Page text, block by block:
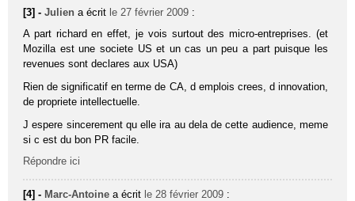
[3] -Julien a écrit le 27 février 2009 :
A part richard en effet, je vois surtout des micro-entreprises. (et
Mozilla est une societe US et un cas un peu a part puisque les
revenues sont declares aux USA)
Rien de significatif en terme de CA, d emplois crees, d innovation,
de propriete intellectuelle.
J espere sincerement qu elle ira au dela de cette audience, meme
si c est du bon PR facile.
Répondre ici
[4] - Marc-Antoine a écrit le 28 février 2009 :